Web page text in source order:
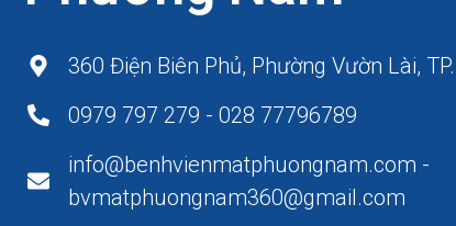
360 Điện Biên Phủ, Phường Vườn Lài,
0979 797 279 - 028 77796789
info@benhvienmatphuongnam.com -
bvmatphuongnam360@gmail.com